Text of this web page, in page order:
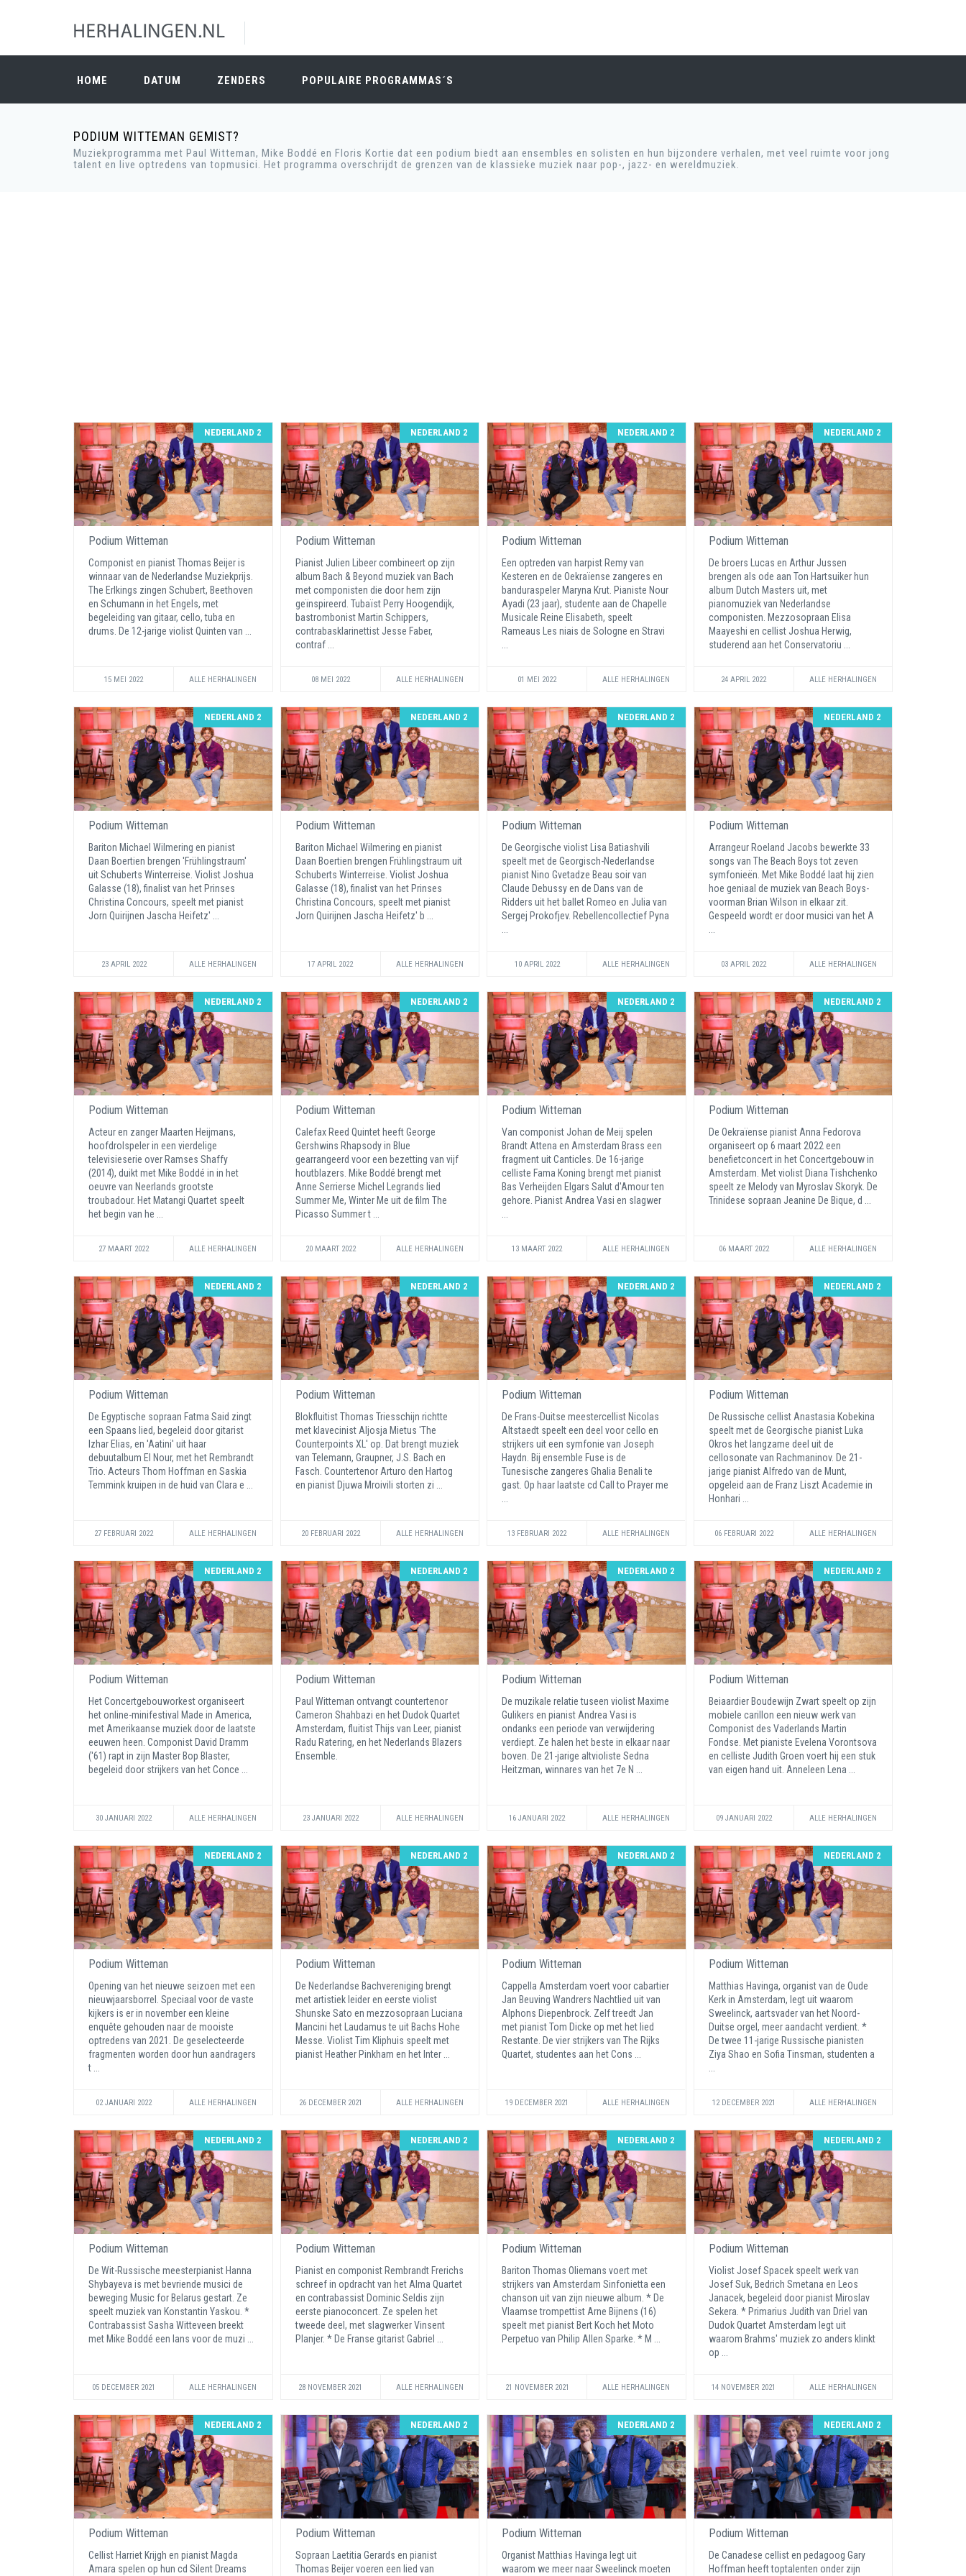
HOME DATUM ZENDERS POPULAIRE PROGRAMMAS´S
PODIUM WITTEMAN GEMIST?
Muziekprogramma met Paul Witteman, Mike Boddé en Floris Kortie dat een podium biedt aan ensembles en solisten en hun bijzondere verhalen, met veel ruimte voor jong
talent en live optredens van topmusici. Het programma overschrijdt de grenzen van de klassieke muziek naar pop-, jazz- en wereldmuziek.
NEDERLAND 2
Podium Witteman
Componist en pianist Thomas Beijer is
winnaar van de Nederlandse Muziekprijs.
The Erlkings zingen Schubert, Beethoven
en Schumann in het Engels, met
begeleiding van gitaar, cello, tuba en
drums. De 12-jarige violist Quinten van ...
15 MEI 2022 ALLE HERHALINGEN
NEDERLAND 2
Podium Witteman
Pianist Julien Libeer combineert op zijn
album Bach & Beyond muziek van Bach
met componisten die door hem zijn
geïnspireerd. Tubaïst Perry Hoogendijk,
bastrombonist Martin Schippers,
contrabasklarinettist Jesse Faber,
contraf ...
08 MEI 2022 ALLE HERHALINGEN
NEDERLAND 2
Podium Witteman
Een optreden van harpist Remy van
Kesteren en de Oekraïense zangeres en
banduraspeler Maryna Krut. Pianiste Nour
Ayadi (23 jaar), studente aan de Chapelle
Musicale Reine Elisabeth, speelt
Rameaus Les niais de Sologne en Stravi
01 MEI 2022 ALLE HERHALINGEN
NEDERLAND 2
Podium Witteman
De broers Lucas en Arthur Jussen
brengen als ode aan Ton Hartsuiker hun
album Dutch Masters uit, met
pianomuziek van Nederlandse
componisten. Mezzosopraan Elisa
Maayeshi en cellist Joshua Herwig,
studerend aan het Conservatoriu ...
24 APRIL 2022 ALLE HERHALINGEN
NEDERLAND 2
Podium Witteman
Bariton Michael Wilmering en pianist
Daan Boertien brengen 'Frühlingstraum'
uit Schuberts Winterreise. Violist Joshua
Galasse (18), finalist van het Prinses
Christina Concours, speelt met pianist
Jorn Quirijnen Jascha Heifetz' ...
23 APRIL 2022 ALLE HERHALINGEN
NEDERLAND 2
Podium Witteman
Bariton Michael Wilmering en pianist
Daan Boertien brengen Frühlingstraum uit
Schuberts Winterreise. Violist Joshua
Galasse (18), finalist van het Prinses
Christina Concours, speelt met pianist
Jorn Quirijnen Jascha Heifetz' b ...
17 APRIL 2022 ALLE HERHALINGEN
NEDERLAND 2
Podium Witteman
De Georgische violist Lisa Batiashvili
speelt met de Georgisch-Nederlandse
pianist Nino Gvetadze Beau soir van
Claude Debussy en de Dans van de
Ridders uit het ballet Romeo en Julia van
Sergej Prokofjev. Rebellencollectief Pyna
10 APRIL 2022 ALLE HERHALINGEN
NEDERLAND 2
Podium Witteman
Arrangeur Roeland Jacobs bewerkte 33
songs van The Beach Boys tot zeven
symfonieën. Met Mike Boddé laat hij zien
hoe geniaal de muziek van Beach Boys-
voorman Brian Wilson in elkaar zit.
Gespeeld wordt er door musici van het A
03 APRIL 2022 ALLE HERHALINGEN
NEDERLAND 2
Podium Witteman
Acteur en zanger Maarten Heijmans,
hoofdrolspeler in een vierdelige
televisieserie over Ramses Shaffy
(2014), duikt met Mike Boddé in in het
oeuvre van Neerlands grootste
troubadour. Het Matangi Quartet speelt
het begin van he ...
27 MAART 2022 ALLE HERHALINGEN
NEDERLAND 2
Podium Witteman
Calefax Reed Quintet heeft George
Gershwins Rhapsody in Blue
gearrangeerd voor een bezetting van vijf
houtblazers. Mike Boddé brengt met
Anne Serrierse Michel Legrands lied
Summer Me, Winter Me uit de film The
Picasso Summer t ...
20 MAART 2022 ALLE HERHALINGEN
NEDERLAND 2
Podium Witteman
Van componist Johan de Meij spelen
Brandt Attena en Amsterdam Brass een
fragment uit Canticles. De 16-jarige
celliste Fama Koning brengt met pianist
Bas Verheijden Elgars Salut d'Amour ten
gehore. Pianist Andrea Vasi en slagwer
13 MAART 2022 ALLE HERHALINGEN
NEDERLAND 2
Podium Witteman
De Oekraïense pianist Anna Fedorova
organiseert op 6 maart 2022 een
benefietconcert in het Concertgebouw in
Amsterdam. Met violist Diana Tishchenko
speelt ze Melody van Myroslav Skoryk. De
Trinidese sopraan Jeanine De Bique, d ...
06 MAART 2022 ALLE HERHALINGEN
NEDERLAND 2
Podium Witteman
De Egyptische sopraan Fatma Said zingt
een Spaans lied, begeleid door gitarist
Izhar Elias, en 'Aatini' uit haar
debuutalbum El Nour, met het Rembrandt
Trio. Acteurs Thom Hoffman en Saskia
Temmink kruipen in de huid van Clara e ...
27 FEBRUARI 2022 ALLE HERHALINGEN
NEDERLAND 2
Podium Witteman
Blokfluitist Thomas Triesschijn richtte
met klavecinist Aljosja Mietus 'The
Counterpoints XL' op. Dat brengt muziek
van Telemann, Graupner, J.S. Bach en
Fasch. Countertenor Arturo den Hartog
en pianist Djuwa Mroivili storten zi ...
20 FEBRUARI 2022 ALLE HERHALINGEN
NEDERLAND 2
Podium Witteman
De Frans-Duitse meestercellist Nicolas
Altstaedt speelt een deel voor cello en
strijkers uit een symfonie van Joseph
Haydn. Bij ensemble Fuse is de
Tunesische zangeres Ghalia Benali te
gast. Op haar laatste cd Call to Prayer me
13 FEBRUARI 2022 ALLE HERHALINGEN
NEDERLAND 2
Podium Witteman
De Russische cellist Anastasia Kobekina
speelt met de Georgische pianist Luka
Okros het langzame deel uit de
cellosonate van Rachmaninov. De 21-
jarige pianist Alfredo van de Munt,
opgeleid aan de Franz Liszt Academie in
Honhari ...
06 FEBRUARI 2022 ALLE HERHALINGEN
NEDERLAND 2
Podium Witteman
Het Concertgebouworkest organiseert
het online-minifestival Made in America,
met Amerikaanse muziek door de laatste
eeuwen heen. Componist David Dramm
('61) rapt in zijn Master Bop Blaster,
begeleid door strijkers van het Conce ...
30 JANUARI 2022 ALLE HERHALINGEN
NEDERLAND 2
Podium Witteman
Paul Witteman ontvangt countertenor
Cameron Shahbazi en het Dudok Quartet
Amsterdam, fluitist Thijs van Leer, pianist
Radu Ratering, en het Nederlands Blazers
Ensemble.
23 JANUARI 2022 ALLE HERHALINGEN
NEDERLAND 2
Podium Witteman
De muzikale relatie tuseen violist Maxime
Gulikers en pianist Andrea Vasi is
ondanks een periode van verwijdering
verdiept. Ze halen het beste in elkaar naar
boven. De 21-jarige altvioliste Sedna
Heitzman, winnares van het 7e N ...
16 JANUARI 2022 ALLE HERHALINGEN
NEDERLAND 2
Podium Witteman
Beiaardier Boudewijn Zwart speelt op zijn
mobiele carillon een nieuw werk van
Componist des Vaderlands Martin
Fondse. Met pianiste Evelena Vorontsova
en celliste Judith Groen voert hij een stuk
van eigen hand uit. Anneleen Lena ...
09 JANUARI 2022 ALLE HERHALINGEN
NEDERLAND 2
Podium Witteman
Opening van het nieuwe seizoen met een
nieuwjaarsborrel. Speciaal voor de vaste
kijkers is er in november een kleine
enquête gehouden naar de mooiste
optredens van 2021. De geselecteerde
fragmenten worden door hun aandragers
t ...
02 JANUARI 2022 ALLE HERHALINGEN
NEDERLAND 2
Podium Witteman
De Nederlandse Bachvereniging brengt
met artistiek leider en eerste violist
Shunske Sato en mezzosopraan Luciana
Mancini het Laudamus te uit Bachs Hohe
Messe. Violist Tim Kliphuis speelt met
pianist Heather Pinkham en het Inter ...
26 DECEMBER 2021 ALLE HERHALINGEN
NEDERLAND 2
Podium Witteman
Cappella Amsterdam voert voor cabartier
Jan Beuving Wandrers Nachtlied uit van
Alphons Diepenbrock. Zelf treedt Jan
met pianist Tom Dicke op met het lied
Restante. De vier strijkers van The Rijks
Quartet, studentes aan het Cons ...
19 DECEMBER 2021 ALLE HERHALINGEN
NEDERLAND 2
Podium Witteman
Matthias Havinga, organist van de Oude
Kerk in Amsterdam, legt uit waarom
Sweelinck, aartsvader van het Noord-
Duitse orgel, meer aandacht verdient. *
De twee 11-jarige Russische pianisten
Ziya Shao en Sofia Tinsman, studenten a
12 DECEMBER 2021 ALLE HERHALINGEN
NEDERLAND 2
Podium Witteman
De Wit-Russische meesterpianist Hanna
Shybayeva is met bevriende musici de
beweging Music for Belarus gestart. Ze
speelt muziek van Konstantin Yaskou. *
Contrabassist Sasha Witteveen breekt
met Mike Boddé een lans voor de muzi ...
05 DECEMBER 2021 ALLE HERHALINGEN
NEDERLAND 2
Podium Witteman
Pianist en componist Rembrandt Frerichs
schreef in opdracht van het Alma Quartet
en contrabassist Dominic Seldis zijn
eerste pianoconcert. Ze spelen het
tweede deel, met slagwerker Vinsent
Planjer. * De Franse gitarist Gabriel ...
28 NOVEMBER 2021 ALLE HERHALINGEN
NEDERLAND 2
Podium Witteman
Bariton Thomas Oliemans voert met
strijkers van Amsterdam Sinfonietta een
chanson uit van zijn nieuwe album. * De
Vlaamse trompettist Arne Bijnens (16)
speelt met pianist Bert Koch het Moto
Perpetuo van Philip Allen Sparke. * M ...
21 NOVEMBER 2021 ALLE HERHALINGEN
NEDERLAND 2
Podium Witteman
Violist Josef Spacek speelt werk van
Josef Suk, Bedrich Smetana en Leos
Janacek, begeleid door pianist Miroslav
Sekera. * Primarius Judith van Driel van
Dudok Quartet Amsterdam legt uit
waarom Brahms' muziek zo anders klinkt
op ...
14 NOVEMBER 2021 ALLE HERHALINGEN
NEDERLAND 2
Podium Witteman
Cellist Harriet Krijgh en pianist Magda
Amara spelen op hun cd Silent Dreams
NEDERLAND 2
Podium Witteman
Sopraan Laetitia Gerards en pianist
Thomas Beijer voeren een lied van
NEDERLAND 2
Podium Witteman
Organist Matthias Havinga legt uit
waarom we meer naar Sweelinck moeten
NEDERLAND 2
Podium Witteman
De Canadese cellist en pedagoog Gary
Hoffman heeft toptalenten onder zijn